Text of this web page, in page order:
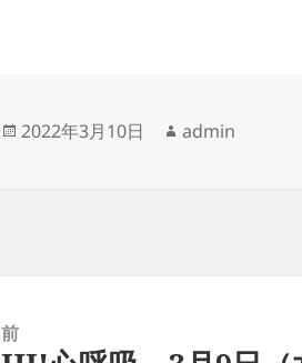
投
2022年3月10日
作
admin
前